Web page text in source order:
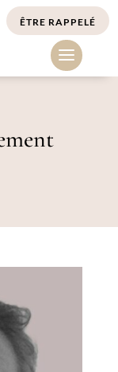
ÊTRE RAPPELÉ